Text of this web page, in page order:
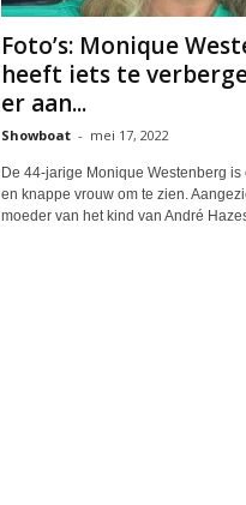
Foto’s: Monique
heeft iets te
er aan...
Showboat - mei 17, 2022
De 44-jarige Monique Westenberg
en knappe vrouw om te zien.
moeder van het kind van André